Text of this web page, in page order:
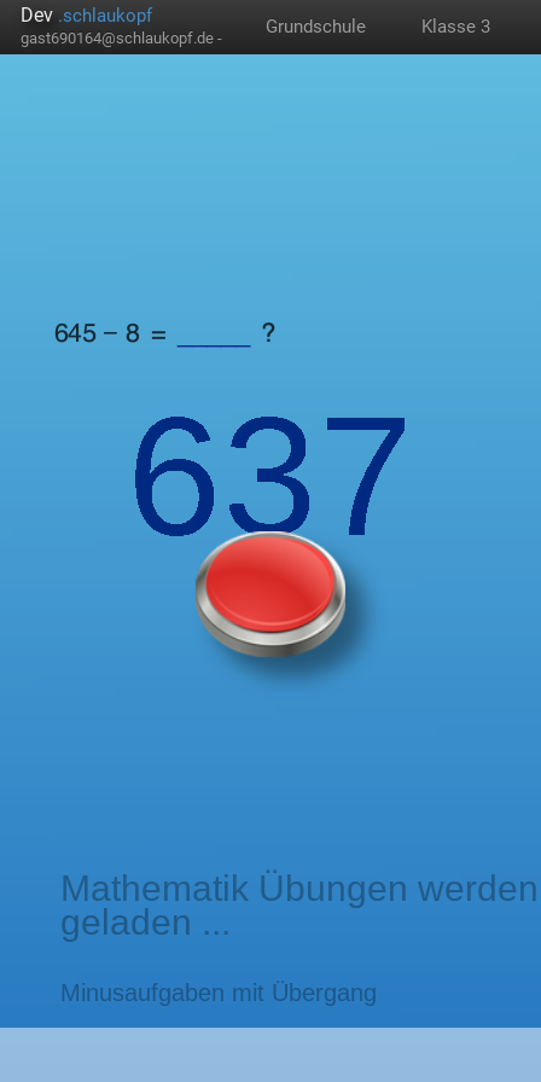
Dev .schlaukopf
gast690164@schlaukopf.de -
Grundschule Klasse 3
645 − 8 = ?
637
Mathematik Übungen werden
geladen ...
Minusaufgaben mit Übergang